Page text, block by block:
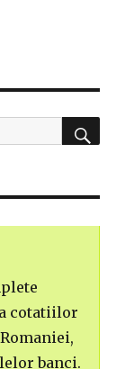
cotatiilor
banci.